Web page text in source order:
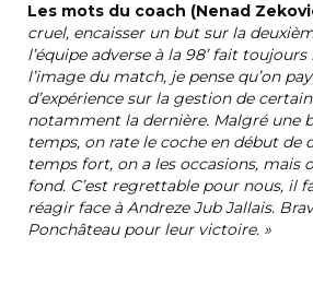
Les mots du coach (Nenad
cruel, encaisser un but sur la
l’équipe adverse à la 98’ fait
l’image du match, je pense qu’on
d’expérience sur la gestion de
notamment la dernière. Malgré une
temps, on rate le coche en début de
temps fort, on a les occasions, mais
fond. C’est regrettable pour nous, il
réagir face à Andreze Jub Jallais.
Ponchâteau pour leur victoire. »